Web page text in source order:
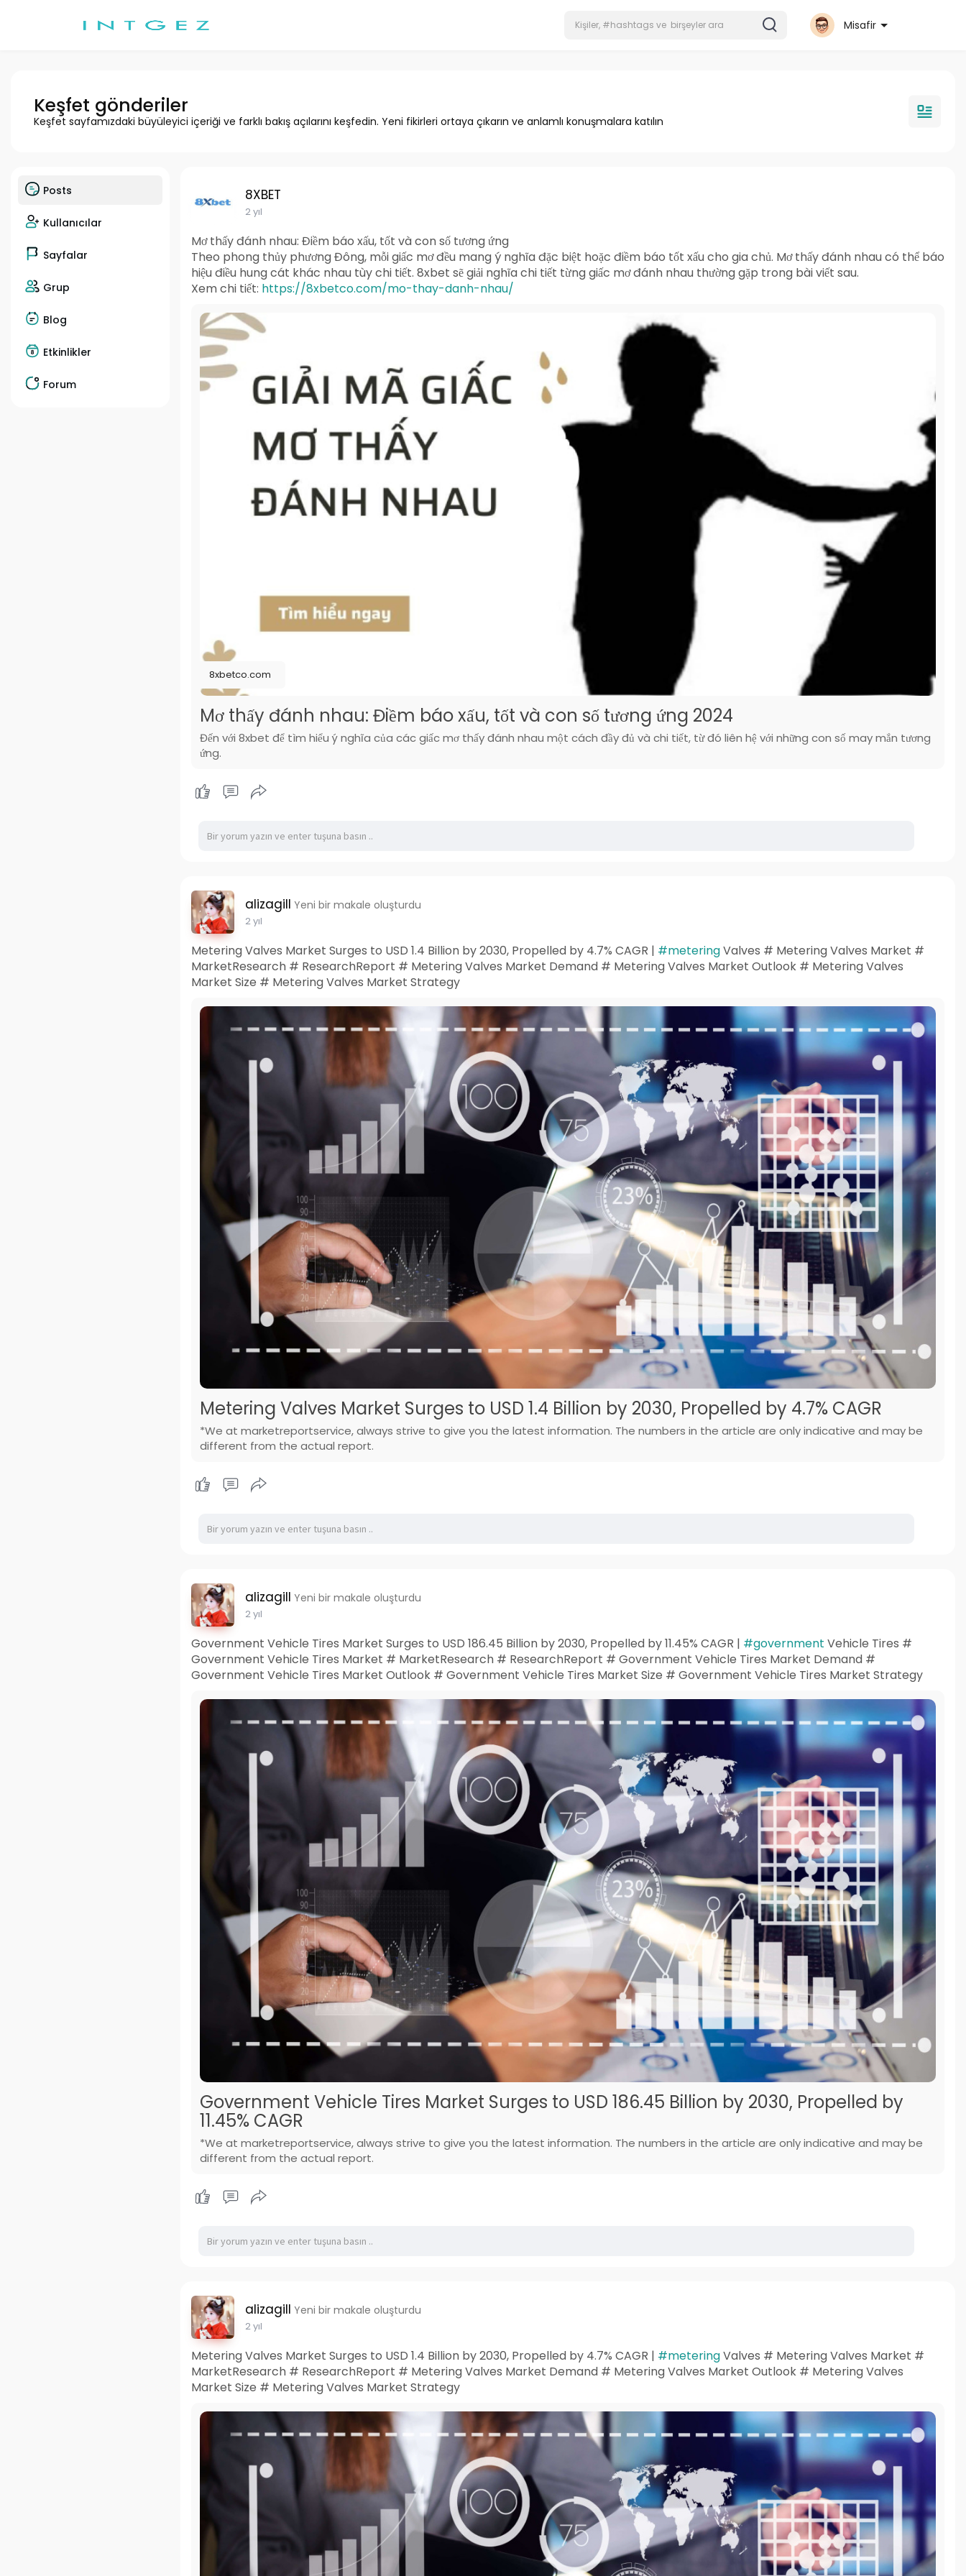
Misafir
Keşfet gönderiler
Keşfet sayfamızdaki büyüleyici içeriği ve farklı bakış açılarını keşfedin. Yeni fikirleri ortaya çıkarın ve anlamlı konuşmalara katılın
Posts
Kullanıcılar
Sayfalar
Grup
Blog
Etkinlikler
Forum
8XBET
2 yıl
Mơ thấy đánh nhau: Điềm báo xấu, tốt và con số tương ứng
Theo phong thủy phương Đông, mỗi giấc mơ đều mang ý nghĩa đặc biệt hoặc điềm báo tốt xấu cho gia chủ. Mơ thấy đánh nhau có thể báo
hiệu điều hung cát khác nhau tùy chi tiết. 8xbet sẽ giải nghĩa chi tiết từng giấc mơ đánh nhau thường gặp trong bài viết sau.
Xem chi tiết: https://8xbetco.com/mo-thay-danh-nhau/
8xbetco.com
Mơ thấy đánh nhau: Điềm báo xấu, tốt và con số tương ứng 2024
Đến với 8xbet để tìm hiểu ý nghĩa của các giấc mơ thấy đánh nhau một cách đầy đủ và chi tiết, từ đó liên hệ với những con số may mắn tương
ứng.
alizagill Yeni bir makale oluşturdu
2 yıl
Metering Valves Market Surges to USD 1.4 Billion by 2030, Propelled by 4.7% CAGR | #meteringValves # Metering Valves Market #
MarketResearch # ResearchReport # Metering Valves Market Demand # Metering Valves Market Outlook # Metering Valves
Market Size # Metering Valves Market Strategy
Metering Valves Market Surges to USD 1.4 Billion by 2030, Propelled by 4.7% CAGR
*We at marketreportservice, always strive to give you the latest information. The numbers in the article are only indicative and may be
different from the actual report.
alizagill Yeni bir makale oluşturdu
2 yıl
Government Vehicle Tires Market Surges to USD 186.45 Billion by 2030, Propelled by 11.45% CAGR | #government Vehicle Tires #
Government Vehicle Tires Market # MarketResearch # ResearchReport # Government Vehicle Tires Market Demand #
Government Vehicle Tires Market Outlook # Government Vehicle Tires Market Size # Government Vehicle Tires Market Strategy
Government Vehicle Tires Market Surges to USD 186.45 Billion by 2030, Propelled by
11.45% CAGR
*We at marketreportservice, always strive to give you the latest information. The numbers in the article are only indicative and may be
different from the actual report.
alizagill Yeni bir makale oluşturdu
2 yıl
Metering Valves Market Surges to USD 1.4 Billion by 2030, Propelled by 4.7% CAGR | #meteringValves # Metering Valves Market #
MarketResearch # ResearchReport # Metering Valves Market Demand # Metering Valves Market Outlook # Metering Valves
Market Size # Metering Valves Market Strategy